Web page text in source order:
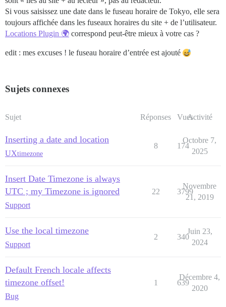
Si vous saisissez une date dans le fuseau horaire de Tokyo, elle sera
toujours affichée dans les fuseaux horaires du site + de l’utilisateur.
Locations Plugin 🌍 correspond peut-être mieux à votre cas ?
edit : mes excuses ! le fuseau horaire d’entrée est ajouté
Sujets connexes
Sujet Réponses VuesActivité
Inserting a date and location
UXtimezone
8 174
Octobre 7,
2025
Insert Date Timezone is always
UTC ; my Timezone is ignored
Support
22 3799
Novembre
21, 2019
Use the local timezone
Support
2 340
Juin 23,
2024
Default French locale affects
timezone offset!
Bug
1 639
Décembre 4,
2020